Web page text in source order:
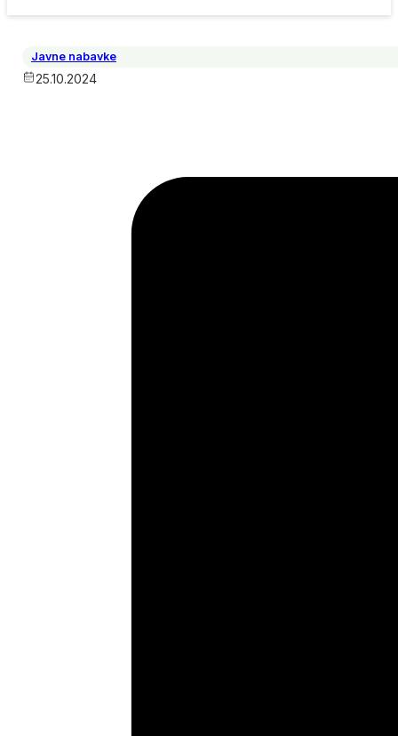
Javne nabavke
25.10.2024